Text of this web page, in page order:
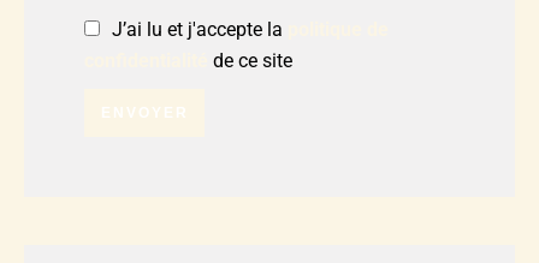
J’ai lu et j'accepte la
de ce site
ENVOYER